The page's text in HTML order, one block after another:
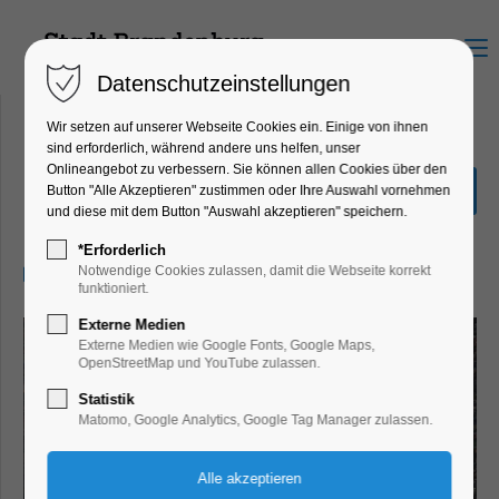
Menu
Riefenstahl
Kino
05.11.2024, 20:00–22:00
Datenschutzeinstellungen
Wir setzen auf unserer Webseite Cookies ein. Einige von ihnen
sind erforderlich, während andere uns helfen, unser
Onlineangebot zu verbessern. Sie können allen Cookies über den
Button "Alle Akzeptieren" zustimmen oder Ihre Auswahl vornehmen
und diese mit dem Button "Auswahl akzeptieren" speichern.
*Erforderlich
Notwendige Cookies zulassen, damit die Webseite korrekt
funktioniert.
Externe Medien
Externe Medien wie Google Fonts, Google Maps,
OpenStreetMap und YouTube zulassen.
Statistik
Matomo, Google Analytics, Google Tag Manager zulassen.